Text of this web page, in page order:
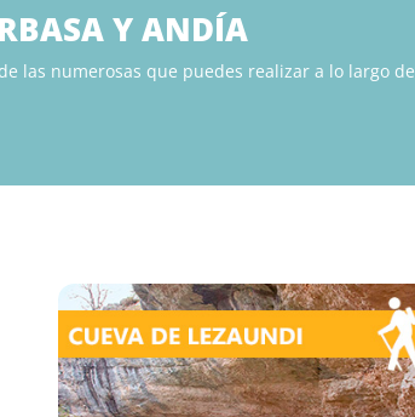
Y ANDÍA
las numerosas que puedes realizar a lo largo de